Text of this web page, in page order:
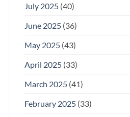
July 2025(40)
June 2025(36)
May 2025(43)
April 2025(33)
March 2025(41)
February 2025(33)